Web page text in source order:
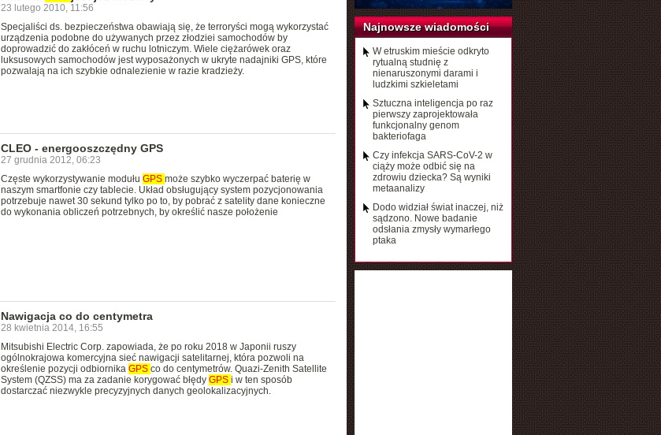
23 lutego 2010, 11:56
Specjaliści ds. bezpieczeństwa obawiają się, że terroryści mogą wykorzystać
urządzenia podobne do używanych przez złodziei samochodów by
doprowadzić do zakłóceń w ruchu lotniczym. Wiele ciężarówek oraz
luksusowych samochodów jest wyposażonych w ukryte nadajniki GPS, które
pozwalają na ich szybkie odnalezienie w razie kradzieży.
CLEO - energooszczędny GPS
27 grudnia 2012, 06:23
Częste wykorzystywanie modułu GPS może szybko wyczerpać baterię w
naszym smartfonie czy tablecie. Układ obsługujący system pozycjonowania
potrzebuje nawet 30 sekund tylko po to, by pobrać z satelity dane konieczne
do wykonania obliczeń potrzebnych, by określić nasze położenie
Nawigacja co do centymetra
28 kwietnia 2014, 16:55
Mitsubishi Electric Corp. zapowiada, że po roku 2018 w Japonii ruszy
ogólnokrajowa komercyjna sieć nawigacji satelitarnej, która pozwoli na
określenie pozycji odbiornika GPS co do centymetrów. Quazi-Zenith Satellite
System (QZSS) ma za zadanie korygować błędy GPS i w ten sposób
dostarczać niezwykle precyzyjnych danych geolokalizacyjnych.
Najnowsze wiadomości
W etruskim mieście odkryto
rytualną studnię z
nienaruszonymi darami i
ludzkimi szkieletami
Sztuczna inteligencja po raz
pierwszy zaprojektowała
funkcjonalny genom
bakteriofaga
Czy infekcja SARS-CoV-2 w
ciąży może odbić się na
zdrowiu dziecka? Są wyniki
metaanalizy
Dodo widział świat inaczej, niż
sądzono. Nowe badanie
odsłania zmysły wymarłego
ptaka